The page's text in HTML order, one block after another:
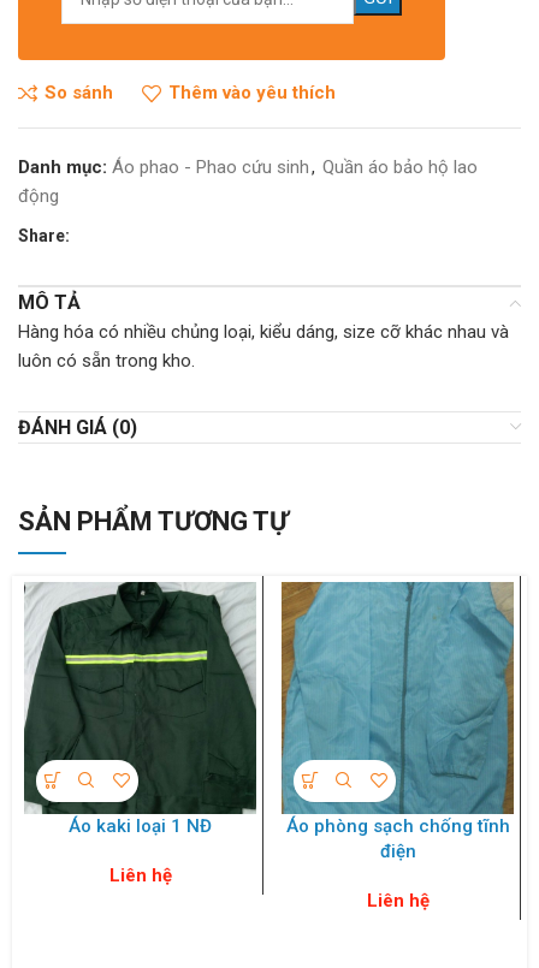
So sánh Thêm vào yêu thích
Danh mục: Áo phao - Phao cứu sinh, Quần áo bảo hộ lao
động
Share:
MÔ TẢ
Hàng hóa có nhiều chủng loại, kiểu dáng, size cỡ khác nhau và
luôn có sẵn trong kho.
ĐÁNH GIÁ (0)
SẢN PHẨM TƯƠNG TỰ
Áo kaki loại 1 NĐ
Liên hệ
Áo phòng sạch chống tĩnh
điện
Liên hệ